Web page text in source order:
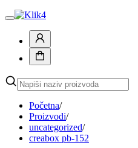
Početna/
Proizvodi/
uncategorized/
creabox pb-152